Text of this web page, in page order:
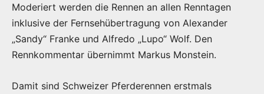
Moderiert werden die Rennen an allen Renntagen
inklusive der Fernsehübertragung von Alexander
„Sandy“ Franke und Alfredo „Lupo“ Wolf. Den
Rennkommentar übernimmt Markus Monstein.
Damit sind Schweizer Pferderennen erstmals